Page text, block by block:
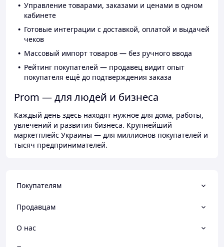
Управление товарами, заказами и ценами в одном
кабинете
Готовые интеграции с доставкой, оплатой и выдачей
чеков
Массовый импорт товаров — без ручного ввода
Рейтинг покупателей — продавец видит опыт
покупателя ещё до подтверждения заказа
Prom — для людей и бизнеса
Каждый день здесь находят нужное для дома, работы,
увлечений и развития бизнеса. Крупнейший
маркетплейс Украины — для миллионов покупателей и
тысяч предпринимателей.
Покупателям
Продавцам
О нас